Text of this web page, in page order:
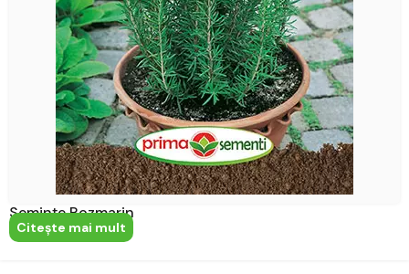
Semințe Rozmarin
Citeşte mai mult